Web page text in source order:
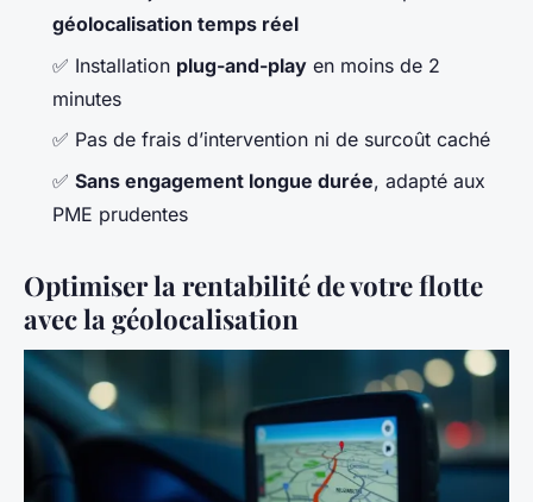
géolocalisation temps réel
✅ Installation plug-and-play en moins de 2
minutes
✅ Pas de frais d’intervention ni de surcoût caché
✅ Sans engagement longue durée, adapté aux
PME prudentes
Optimiser la rentabilité de votre flotte
avec la géolocalisation